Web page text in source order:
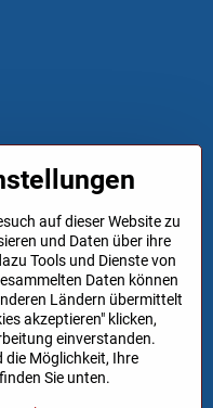
auf dieser Website zu
und Daten über ihre
Tools und Dienste von
Daten können
Ländern übermittelt
akzeptieren" klicken,
einverstanden.
Möglichkeit, Ihre
Sie unten.